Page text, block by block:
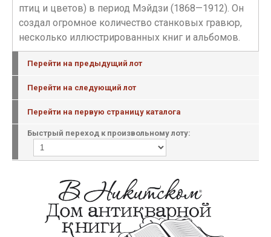
птиц и цветов) в период Мэйдзи (1868—1912). Он
создал огромное количество станковых гравюр,
несколько иллюстрированных книг и альбомов.
Перейти на предыдущий лот
Перейти на следующий лот
Перейти на первую страницу каталога
Быстрый переход к произвольному лоту: